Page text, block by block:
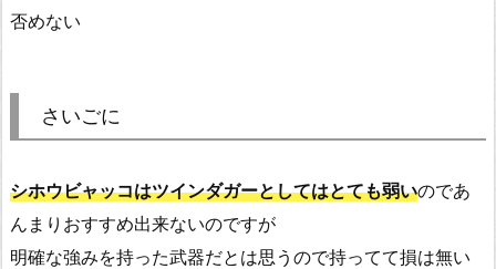
否めない
さいごに
シホウビャッコはツインダガーとしてはとても弱いのであ
んまりおすすめ出来ないのですが
明確な強みを持った武器だとは思うので持ってて損は無い